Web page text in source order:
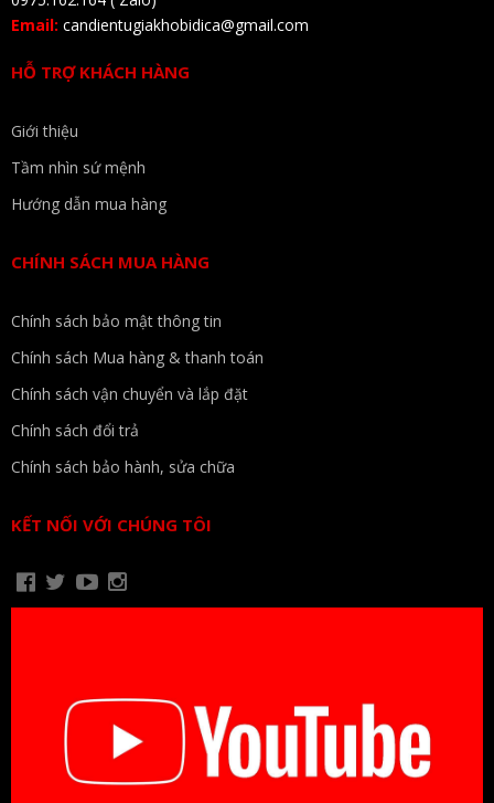
Email: candientugiakhobidica@gmail.com
HỖ TRỢ KHÁCH HÀNG
Giới thiệu
Tầm nhìn sứ mệnh
Hướng dẫn mua hàng
CHÍNH SÁCH MUA HÀNG
Chính sách bảo mật thông tin
Chính sách Mua hàng & thanh toán
Chính sách vận chuyển và lắp đặt
Chính sách đổi trả
Chính sách bảo hành, sửa chữa
KẾT NỐI VỚI CHÚNG TÔI